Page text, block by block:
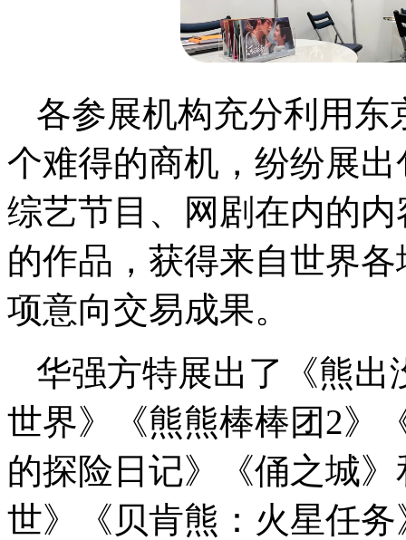
各参展机构充分利用东
个难得的商机，纷纷展
综艺节目、网剧在内的
的作品，获得来自世界
项意向交易成果。
华强方特展出了《熊出
世界》《熊熊棒棒团2》
的探险日记》《俑之城
世》《贝肯熊：火星任